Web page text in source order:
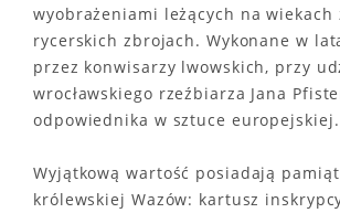
wyobrażeniami leżących na wiekach
rycerskich zbrojach. Wykonane w
przez konwisarzy lwowskich, przy
wrocławskiego rzeźbiarza Jana
odpowiednika w sztuce europejskiej.
Wyjątkową wartość posiadają
królewskiej Wazów: kartusz